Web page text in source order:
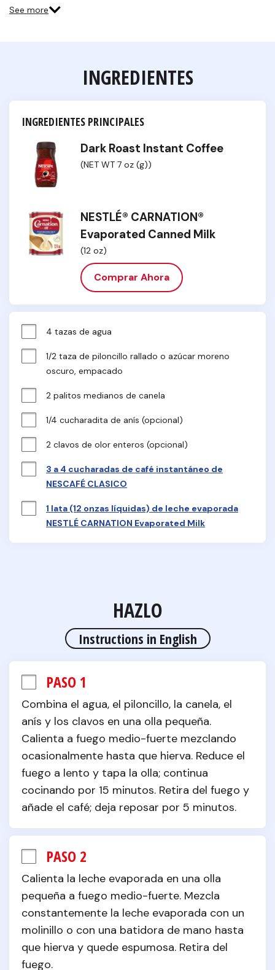
See more
INGREDIENTES
INGREDIENTES PRINCIPALES
Dark Roast Instant Coffee
(NET WT 7 oz (g))
NESTLÉ® CARNATION®
Evaporated Canned Milk
(12 oz)
Comprar Ahora
4 tazas de agua
1/2 taza de piloncillo rallado o azúcar moreno
oscuro, empacado
2 palitos medianos de canela
1/4 cucharadita de anís (opcional)
2 clavos de olor enteros (opcional)
3 a 4 cucharadas de café instantáneo de
NESCAFÉ CLASICO
1 lata (12 onzas líquidas) de leche evaporada
NESTLÉ CARNATION Evaporated Milk
HAZLO
Instructions in English
PASO 1
Combina el agua, el piloncillo, la canela, el
anís y los clavos en una olla pequeña.
Calienta a fuego medio-fuerte mezclando
ocasionalmente hasta que hierva. Reduce el
fuego a lento y tapa la olla; continua
cocinando por 15 minutos. Retira del fuego y
añade el café; deja reposar por 5 minutos.
PASO 2
Calienta la leche evaporada en una olla
pequeña a fuego medio-fuerte. Mezcla
constantemente la leche evaporada con un
molinillo o con una batidora de mano hasta
que hierva y quede espumosa. Retira del
fuego.